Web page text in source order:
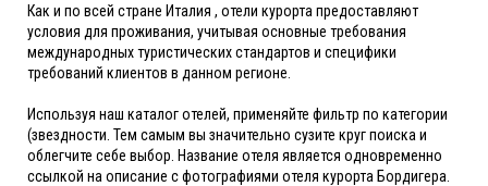
Как и по всей стране Италия , отели курорта предоставляют
условия для проживания, учитывая основные требования
международных туристических стандартов и специфики
требований клиентов в данном регионе.
Используя наш каталог отелей, применяйте фильтр по категории
(звездности. Тем самым вы значительно сузите круг поиска и
облегчите себе выбор. Название отеля является одновременно
ссылкой на описание с фотографиями отеля курорта Бордигера.